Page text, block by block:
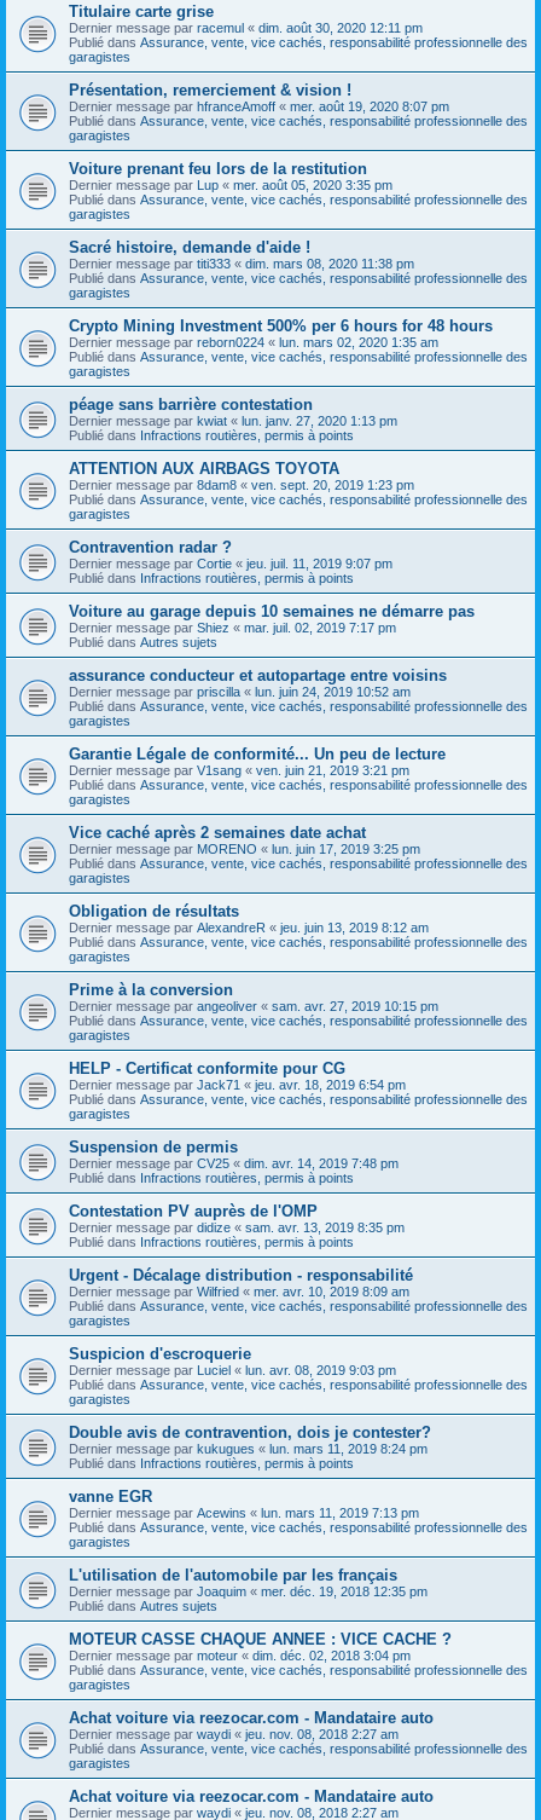
Titulaire carte grise
Dernier message par racemul « dim. août 30, 2020 12:11 pm
Publié dans Assurance, vente, vice cachés, responsabilité professionnelle des
garagistes
Présentation, remerciement & vision !
Dernier message par hfranceAmoff « mer. août 19, 2020 8:07 pm
Publié dans Assurance, vente, vice cachés, responsabilité professionnelle des
garagistes
Voiture prenant feu lors de la restitution
Dernier message par Lup « mer. août 05, 2020 3:35 pm
Publié dans Assurance, vente, vice cachés, responsabilité professionnelle des
garagistes
Sacré histoire, demande d'aide !
Dernier message par titi333 « dim. mars 08, 2020 11:38 pm
Publié dans Assurance, vente, vice cachés, responsabilité professionnelle des
garagistes
Crypto Mining Investment 500% per 6 hours for 48 hours
Dernier message par reborn0224 « lun. mars 02, 2020 1:35 am
Publié dans Assurance, vente, vice cachés, responsabilité professionnelle des
garagistes
péage sans barrière contestation
Dernier message par kwiat « lun. janv. 27, 2020 1:13 pm
Publié dans Infractions routières, permis à points
ATTENTION AUX AIRBAGS TOYOTA
Dernier message par 8dam8 « ven. sept. 20, 2019 1:23 pm
Publié dans Assurance, vente, vice cachés, responsabilité professionnelle des
garagistes
Contravention radar ?
Dernier message par Cortie « jeu. juil. 11, 2019 9:07 pm
Publié dans Infractions routières, permis à points
Voiture au garage depuis 10 semaines ne démarre pas
Dernier message par Shiez « mar. juil. 02, 2019 7:17 pm
Publié dans Autres sujets
assurance conducteur et autopartage entre voisins
Dernier message par priscilla « lun. juin 24, 2019 10:52 am
Publié dans Assurance, vente, vice cachés, responsabilité professionnelle des
garagistes
Garantie Légale de conformité... Un peu de lecture
Dernier message par V1sang « ven. juin 21, 2019 3:21 pm
Publié dans Assurance, vente, vice cachés, responsabilité professionnelle des
garagistes
Vice caché après 2 semaines date achat
Dernier message par MORENO « lun. juin 17, 2019 3:25 pm
Publié dans Assurance, vente, vice cachés, responsabilité professionnelle des
garagistes
Obligation de résultats
Dernier message par AlexandreR « jeu. juin 13, 2019 8:12 am
Publié dans Assurance, vente, vice cachés, responsabilité professionnelle des
garagistes
Prime à la conversion
Dernier message par angeoliver « sam. avr. 27, 2019 10:15 pm
Publié dans Assurance, vente, vice cachés, responsabilité professionnelle des
garagistes
HELP - Certificat conformite pour CG
Dernier message par Jack71 « jeu. avr. 18, 2019 6:54 pm
Publié dans Assurance, vente, vice cachés, responsabilité professionnelle des
garagistes
Suspension de permis
Dernier message par CV25 « dim. avr. 14, 2019 7:48 pm
Publié dans Infractions routières, permis à points
Contestation PV auprès de l'OMP
Dernier message par didize « sam. avr. 13, 2019 8:35 pm
Publié dans Infractions routières, permis à points
Urgent - Décalage distribution - responsabilité
Dernier message par Wilfried « mer. avr. 10, 2019 8:09 am
Publié dans Assurance, vente, vice cachés, responsabilité professionnelle des
garagistes
Suspicion d'escroquerie
Dernier message par Luciel « lun. avr. 08, 2019 9:03 pm
Publié dans Assurance, vente, vice cachés, responsabilité professionnelle des
garagistes
Double avis de contravention, dois je contester?
Dernier message par kukugues « lun. mars 11, 2019 8:24 pm
Publié dans Infractions routières, permis à points
vanne EGR
Dernier message par Acewins « lun. mars 11, 2019 7:13 pm
Publié dans Assurance, vente, vice cachés, responsabilité professionnelle des
garagistes
L'utilisation de l'automobile par les français
Dernier message par Joaquim « mer. déc. 19, 2018 12:35 pm
Publié dans Autres sujets
MOTEUR CASSE CHAQUE ANNEE : VICE CACHE ?
Dernier message par moteur « dim. déc. 02, 2018 3:04 pm
Publié dans Assurance, vente, vice cachés, responsabilité professionnelle des
garagistes
Achat voiture via reezocar.com - Mandataire auto
Dernier message par waydi « jeu. nov. 08, 2018 2:27 am
Publié dans Assurance, vente, vice cachés, responsabilité professionnelle des
garagistes
Achat voiture via reezocar.com - Mandataire auto
Dernier message par waydi « jeu. nov. 08, 2018 2:27 am